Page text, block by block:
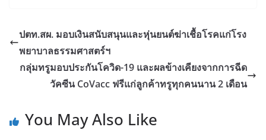
ปตท.สผ. มอบเงินสนับสนุนและหุ่นยนต์ฆ่าเชื้อโรคแก่โรง
พยาบาลธรรมศาสตร์ฯ
กลุ่มทรูมอบประกันโควิด-19 และผลข้างเคียงจากการฉีด
วัคซีน CoVacc ฟรีแก่ลูกค้าทรูทุกคนนาน 2 เดือน
You May Also Like